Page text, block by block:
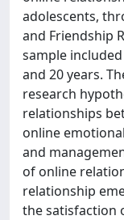
adolescents,
and Friendship
sample
and 20 years.
research
relationships
online
and
of online
relationship
the satisfaction